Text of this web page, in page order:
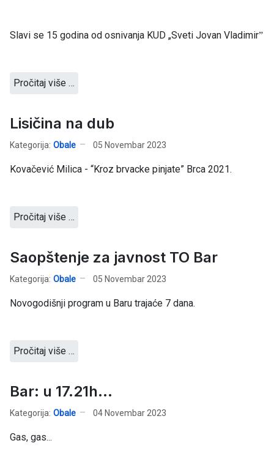
Slavi se 15 godina od osnivanja KUD „Sveti Jovan Vladimirˮ
Pročitaj više …
Lisičina na dub
Kategorija: Obale 05 Novembar 2023
Kovačević Milica - “Kroz brvacke pinjate” Brca 2021.
Pročitaj više …
Saopštenje za javnost TO Bar
Kategorija: Obale 05 Novembar 2023
Novogodišnji program u Baru trajaće 7 dana.
Pročitaj više …
Bar: u 17.21h...
Kategorija: Obale 04 Novembar 2023
Gas, gas...